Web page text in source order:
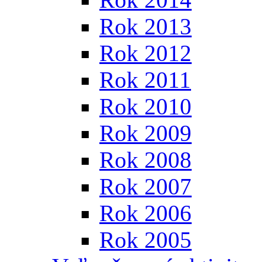
Rok 2013
Rok 2012
Rok 2011
Rok 2010
Rok 2009
Rok 2008
Rok 2007
Rok 2006
Rok 2005